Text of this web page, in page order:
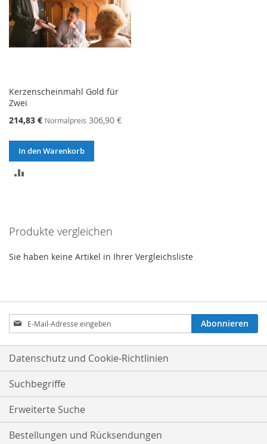
Kerzenscheinmahl Gold für
Zwei
214,83 € Normalpreis 306,90 €
In den Warenkorb
Produkte vergleichen
Sie haben keine Artikel in Ihrer Vergleichsliste
Anmeldung
zum
Newsletter:
Abonnieren
Datenschutz und Cookie-Richtlinien
Suchbegriffe
Erweiterte Suche
Bestellungen und Rücksendungen